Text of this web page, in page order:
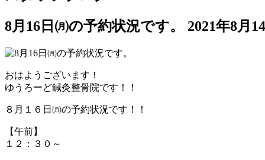
8月16日㈪の予約状況です。
2021年8月
おはようございます！
ゆうろーど鍼灸整骨院です！！
８月１６日㈪の予約状況です！！
【午前】
１２：３０～